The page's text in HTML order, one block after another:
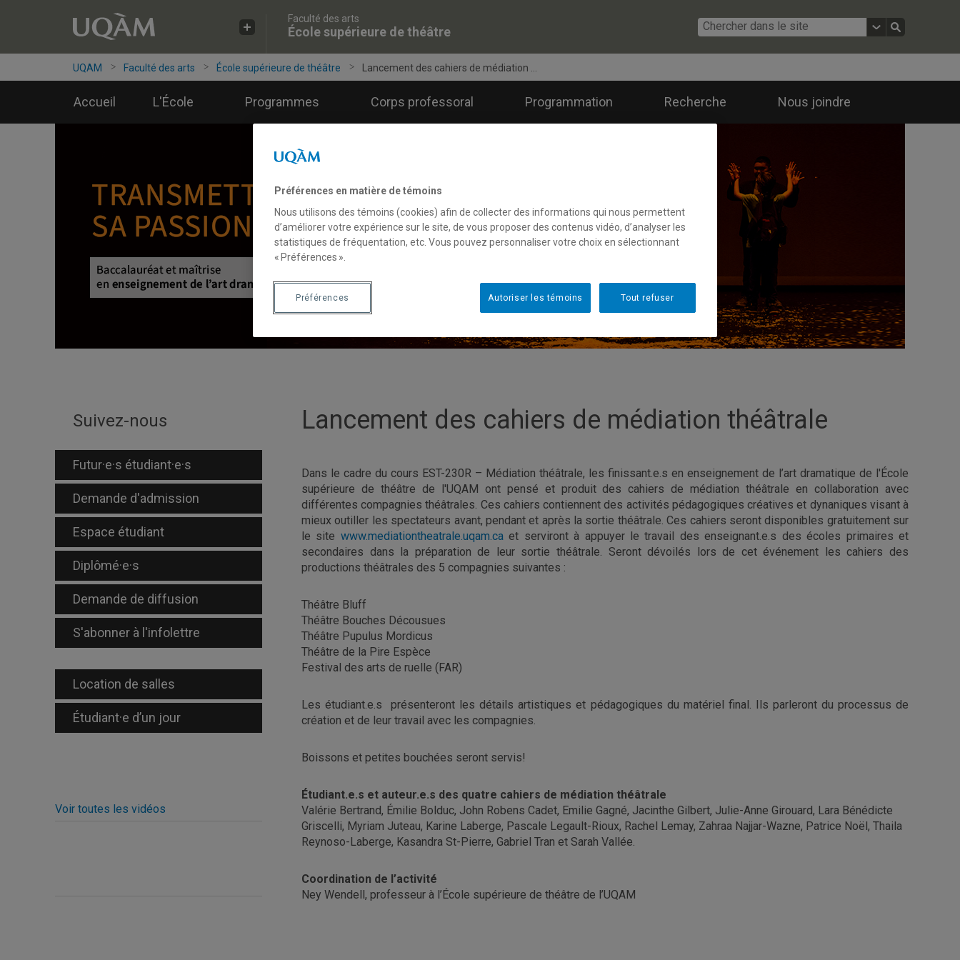
Accéder
la
recherche
Accéder
menu
pricipal
Accéder
la
zone
centrale
Faculté des arts
École supérieure de théâtre
UQAM Faculté des arts École supérieure de théâtre Lancement des cahiers de médiation ...
Accueil L'École Programmes Corps professoral Programmation Recherche Nous joindre
Suivez-nous
Futur·e·s étudiant·e·s
Demande d'admission
Espace étudiant
Diplômé·e·s
Demande de diffusion
S'abonner à l'infolettre
Location de salles
Étudiant·e d’un jour
Voir toutes les vidéos
Lancement des cahiers de médiation théâtrale
Dans le cadre du cours EST-230R – Médiation théâtrale, les finissant.e.s en enseignement de l’art dramatique de l'École
supérieure de théâtre de l'UQAM ont pensé et produit des cahiers de médiation théâtrale en collaboration avec
différentes compagnies théâtrales. Ces cahiers contiennent des activités pédagogiques créatives et dynaniques visant à
mieux outiller les spectateurs avant, pendant et après la sortie théâtrale. Ces cahiers seront disponibles gratuitement sur
le site www.mediationtheatrale.uqam.caet serviront à appuyer le travail des enseignant.e.s des écoles primaires et
secondaires dans la préparation de leur sortie théâtrale. Seront dévoilés lors de cet événement les cahiers des
productions théâtrales des 5 compagnies suivantes :
Théâtre Bluff
Théâtre Bouches Décousues
Théâtre Pupulus Mordicus
Théâtre de la Pire Espèce
Festival des arts de ruelle (FAR)
Les étudiant.e.s présenteront les détails artistiques et pédagogiques du matériel final. Ils parleront du processus de
création et de leur travail avec les compagnies.
Boissons et petites bouchées seront servis!
Étudiant.e.s et auteur.e.s des quatre cahiers de médiation théâtrale
Valérie Bertrand, Émilie Bolduc, John Robens Cadet, Emilie Gagné, Jacinthe Gilbert, Julie-Anne Girouard, Lara Bénédicte
Griscelli, Myriam Juteau, Karine Laberge, Pascale Legault-Rioux, Rachel Lemay, Zahraa Najjar-Wazne, Patrice Noël, Thaila
Reynoso-Laberge, Kasandra St-Pierre, Gabriel Tran et Sarah Vallée.
Coordination de l’activité
Ney Wendell, professeur à l’École supérieure de théâtre de l’UQAM
Préférences en matière de témoins
Nous utilisons des témoins (cookies) afin de collecter des informations qui nous permettent
d’améliorer votre expérience sur le site, de vous proposer des contenus vidéo, d’analyser les
statistiques de fréquentation, etc. Vous pouvez personnaliser votre choix en sélectionnant
« Préférences ».
Tout refuser
Autoriser les témoins
Préférences